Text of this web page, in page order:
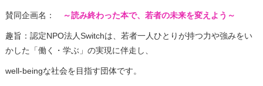
賛同企画名： ～読み終わった本で、若者の未来を変えよう～
趣旨：認定NPO法人Switchは、若者一人ひとりが持つ力や強みをい
かした「働く・学ぶ」の実現に伴走し、
well-beingな社会を目指す団体です。